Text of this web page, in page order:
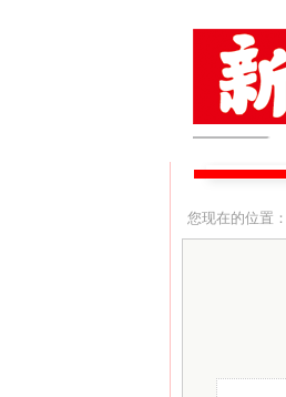
您现在的位置：